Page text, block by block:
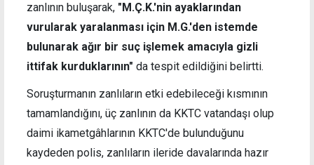
zanlının buluşarak, "M.Ç.K.'nin ayaklarından
vurularak yaralanması için M.G.'den istemde
bulunarak ağır bir suç işlemek amacıyla gizli
ittifak kurduklarının" da tespit edildiğini belirtti.
Soruşturmanın zanlıların etki edebileceği kısmının
tamamlandığını, üç zanlının da KKTC vatandaşı olup
daimi ikametgâhlarının KKTC'de bulunduğunu
kaydeden polis, zanlıların ileride davalarında hazır